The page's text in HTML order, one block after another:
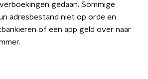
gedaan. Sommige
adresbestand niet op orde en
of een app geld over naar